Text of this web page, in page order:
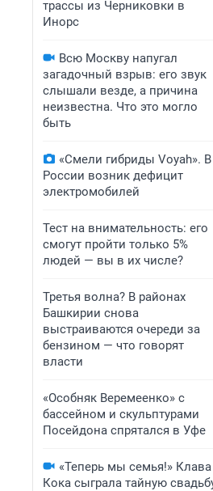
трассы из Черниковки в
Инорс
Всю Москву напугал
загадочный взрыв: его звук
слышали везде, а причина
неизвестна. Что это могло
быть
«Смели гибриды Voyah». В
России возник дефицит
электромобилей
Тест на внимательность: его
смогут пройти только 5%
людей — вы в их числе?
Третья волна? В районах
Башкирии снова
выстраиваются очереди за
бензином — что говорят
власти
«Особняк Веремеенко» с
бассейном и скульптурами
Посейдона спрятался в Уфе
«Теперь мы семья!» Клава
Кока сыграла тайную